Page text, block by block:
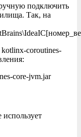
подключить
Так, на
coroutines-